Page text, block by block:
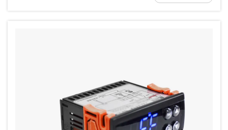
دمای دقیق نقش کلیدی در موفقیت شما دارد...